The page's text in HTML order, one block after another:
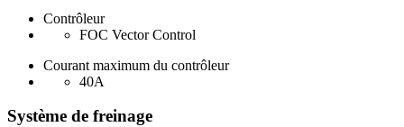
Contrôleur
FOC Vector Control
Courant maximum du contrôleur
40A
Système de freinage